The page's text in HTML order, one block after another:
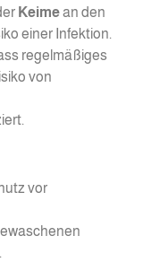
Keimean den
einer Infektion.
regelmäßiges
von
vor